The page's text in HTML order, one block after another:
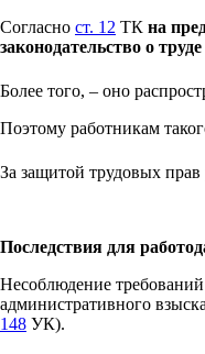
Согласно ст. 12 ТК на
законодательство о
Более того, – оно
Поэтому работникам
За защитой трудовых прав
Последствия для
Несоблюдение
административного
148 УК).